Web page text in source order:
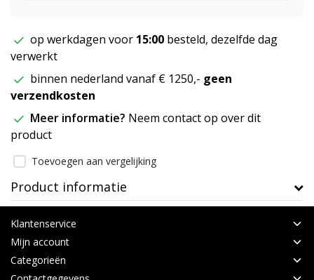
op werkdagen voor 15:00 besteld, dezelfde dag
verwerkt
binnen nederland vanaf € 1250,- geen
verzendkosten
Meer informatie? Neem contact op over dit
product
Toevoegen aan vergelijking
Product informatie
Klantenservice
Mijn account
Categorieën